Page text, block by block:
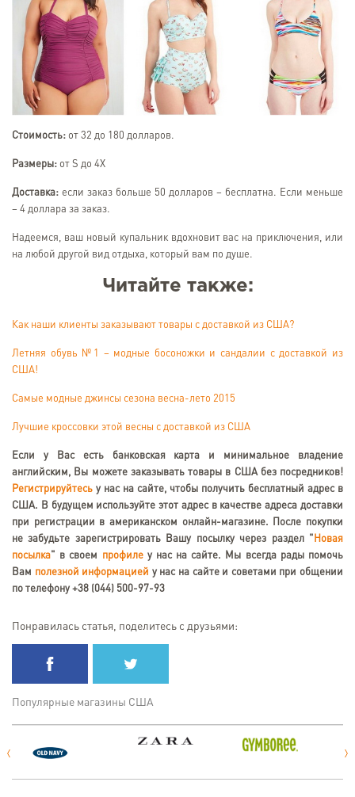
Стоимость: от 32 до 180 долларов.
Размеры: от S до 4X
Доставка: если заказ больше 50 долларов – бесплатна. Если меньше
– 4 доллара за заказ.
Надеемся, ваш новый купальник вдохновит вас на приключения, или
на любой другой вид отдыха, который вам по душе.
Читайте также:
Как наши клиенты заказывают товары с доставкой из США?
Летняя обувь №1 – модные босоножки и сандалии с доставкой из
США!
Самые модные джинсы сезона весна-лето 2015
Лучшие кроссовки этой весны с доставкой из США
Если у Вас есть банковская карта и минимальное владение
английским, Вы можете заказывать товары в США без посредников!
Регистрируйтесь у нас на сайте, чтобы получить бесплатный адрес в
США. В будущем используйте этот адрес в качестве адреса доставки
при регистрации в американском онлайн-магазине. После покупки
не забудьте зарегистрировать Вашу посылку через раздел " Новая
посылка" в своем профилеу нас на сайте. Мы всегда рады помочь
Вам полезной информацией у нас на сайте и советами при общении
по телефону +38 (044) 500-97-93
Понравилась статья, поделитесь с друзьями:
Популярные магазины США